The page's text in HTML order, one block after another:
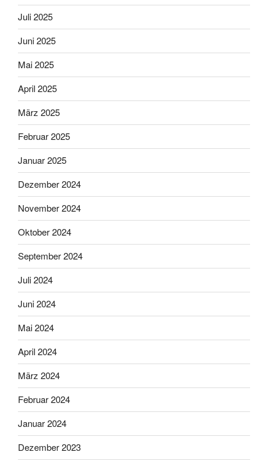
Juli 2025
Juni 2025
Mai 2025
April 2025
März 2025
Februar 2025
Januar 2025
Dezember 2024
November 2024
Oktober 2024
September 2024
Juli 2024
Juni 2024
Mai 2024
April 2024
März 2024
Februar 2024
Januar 2024
Dezember 2023